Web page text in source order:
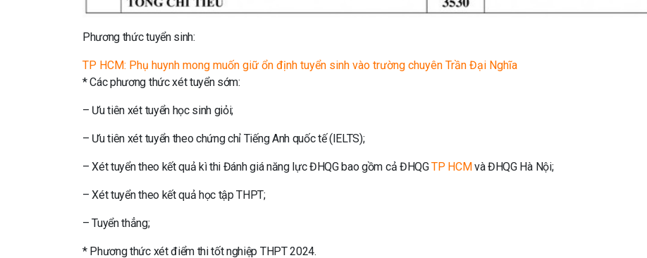
Phương thức tuyển sinh:
TP HCM: Phụ huynh mong muốn giữ ổn định tuyển sinh vào trường chuyên Trần Đại Nghĩa
* Các phương thức xét tuyển sớm:
– Ưu tiên xét tuyển học sinh giỏi;
– Ưu tiên xét tuyển theo chứng chỉ Tiếng Anh quốc tế (IELTS);
– Xét tuyển theo kết quả kì thi Đánh giá năng lực ĐHQG bao gồm cả ĐHQGTP HCM và ĐHQG Hà Nội;
– Xét tuyển theo kết quả học tập THPT;
– Tuyển thẳng;
* Phương thức xét điểm thi tốt nghiệp THPT 2024.